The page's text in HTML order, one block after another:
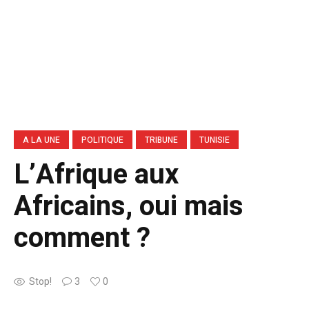
A LA UNE POLITIQUE TRIBUNE TUNISIE
L’Afrique aux
Africains, oui mais
comment ?
Stop! 3 0